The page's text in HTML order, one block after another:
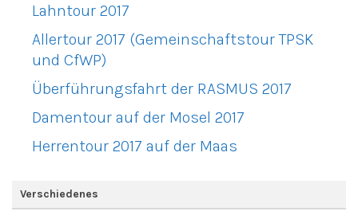
Lahntour 2017
Allertour 2017 (Gemeinschaftstour TPSK
und CfWP)
Überführungsfahrt der RASMUS 2017
Damentour auf der Mosel 2017
Herrentour 2017 auf der Maas
Verschiedenes